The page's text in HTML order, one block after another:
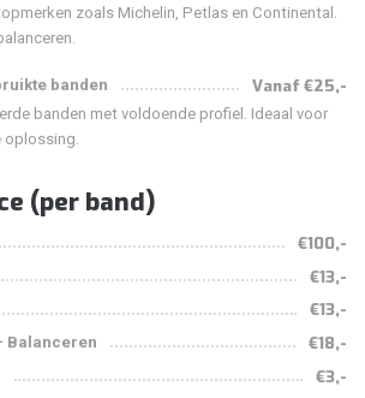
zoals Michelin, Petlas en Continental.
banden Vanaf €25,-
banden met voldoende profiel. Ideaal voor
(per band)
€100,-
€13,-
€13,-
Balanceren €18,-
€3,-